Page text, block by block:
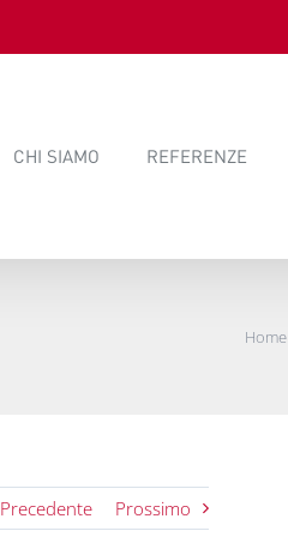
CHI SIAMO REFERENZE
Home
Precedente Prossimo